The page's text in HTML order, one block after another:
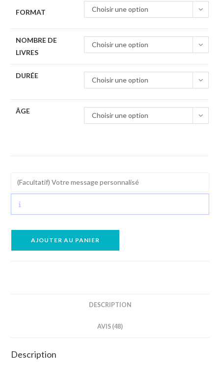
FORMAT Choisir une option
NOMBRE DE
LIVRES
Choisir une option
DURÉE
Choisir une option
ÂGE
Choisir une option
Votre
message
personnalisé
AJOUTER AU PANIER
DESCRIPTION
AVIS (48)
Description